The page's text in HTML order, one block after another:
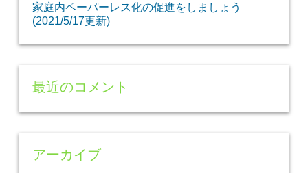
家庭内ペーパーレス化の促進をしましょう
(2021/5/17更新)
最近のコメント
アーカイブ